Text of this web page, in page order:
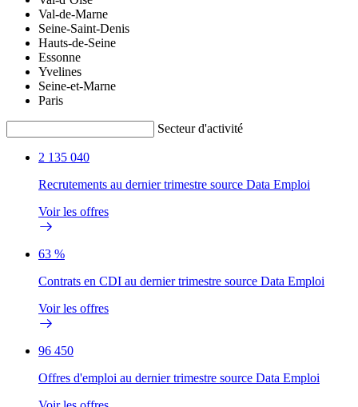
Val-de-Marne
Seine-Saint-Denis
Hauts-de-Seine
Essonne
Yvelines
Seine-et-Marne
Paris
Secteur d'activité
2 135 040
Recrutements au dernier trimestre source Data Emploi
Voir les offres
63 %
Contrats en CDI au dernier trimestre source Data Emploi
Voir les offres
96 450
Offres d'emploi au dernier trimestre source Data Emploi